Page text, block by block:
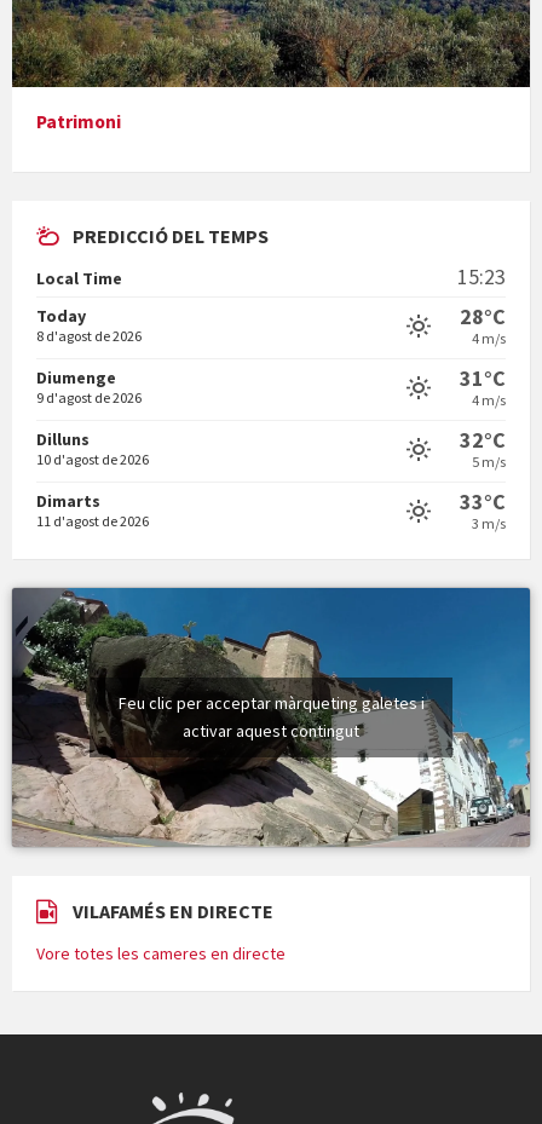
Presentació del llibre &quot;La mare&quot;, d'Emma Zafon
En Bum
Vermuts a la Font. Hit parit
Patrimoni
PREDICCIÓ DEL TEMPS
Local Time 15:23
Today
8 d'agost de 2026
28°C
4 m/s
Diumenge
9 d'agost de 2026
31°C
4 m/s
Dilluns
10 d'agost de 2026
32°C
5 m/s
Dimarts
11 d'agost de 2026
33°C
3 m/s
Feu clic per acceptar màrqueting galetes i
activar aquest contingut
VILAFAMÉS EN DIRECTE
Vore totes les cameres en directe